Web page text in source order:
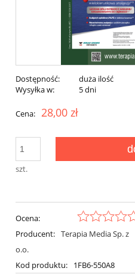
Dostępność:
duża ilość
Wysyłka w:
5 dni
Cena: 28,00 zł
szt.
Ocena:
Producent: Terapia Media Sp. z
o.o.
Kod produktu:
1FB6-550A8